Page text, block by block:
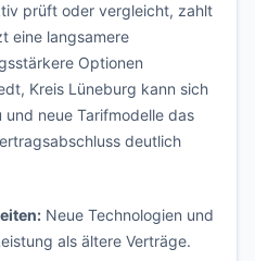
prüft oder vergleicht, zahlt
eine langsamere
Optionen
Kreis Lüneburg kann sich
neue Tarifmodelle das
deutlich
Neue Technologien und
als ältere Verträge.